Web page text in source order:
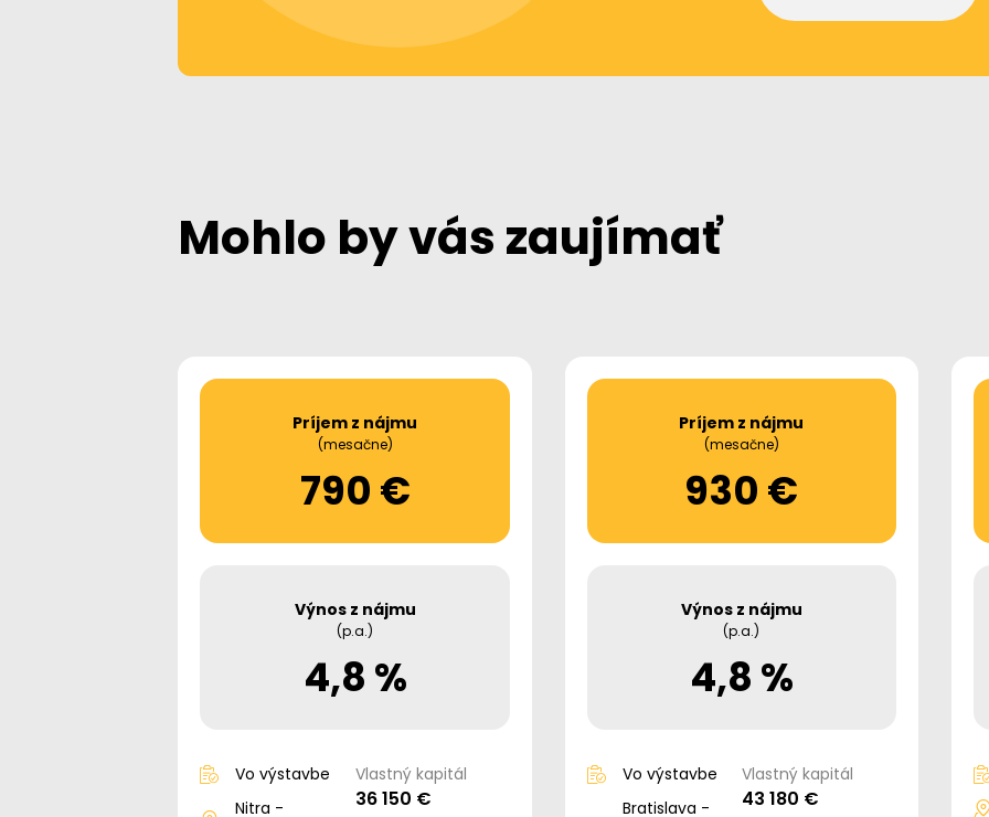
Mohlo by vás zaujímať
Príjem z nájmu
(mesačne)
790 €
Výnos z nájmu
(p.a.)
4,8 %
Vo výstavbe
Nitra -
Vlastný kapitál
36 150 €
Príjem z nájmu
(mesačne)
930 €
Výnos z nájmu
(p.a.)
4,8 %
Vo výstavbe
Bratislava -
Vlastný kapitál
43 180 €